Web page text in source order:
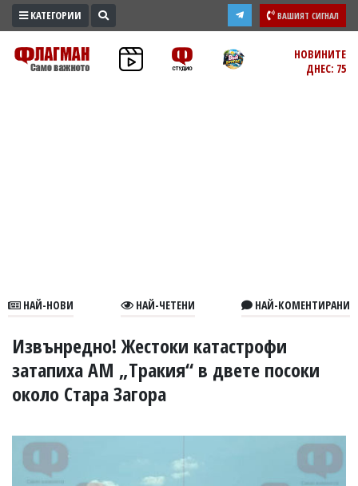
ПРОМО
ЗОНА
В
УКРАЙНА
СПОРТ
БИЗНЕС
КАТЕГОРИИ ВАШИЯТ СИГНАЛ
НОВИНИТЕ
ДНЕС: 75
НАЙ-НОВИ НАЙ-ЧЕТЕНИ НАЙ-КОМЕНТИРАНИ
Извънредно! Жестоки катастрофи
затапиха АМ „Тракия“ в двете посоки
около Стара Загора